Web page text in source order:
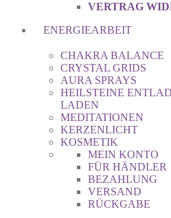
VERTRAG
ENERGIEARBEIT
CHAKRA BALANCE
CRYSTAL GRIDS
AURA SPRAYS
HEILSTEINE
LADEN
MEDITATIONEN
KERZENLICHT
KOSMETIK
MEIN KONTO
FÜR HÄNDLER
BEZAHLUNG
VERSAND
RÜCKGABE